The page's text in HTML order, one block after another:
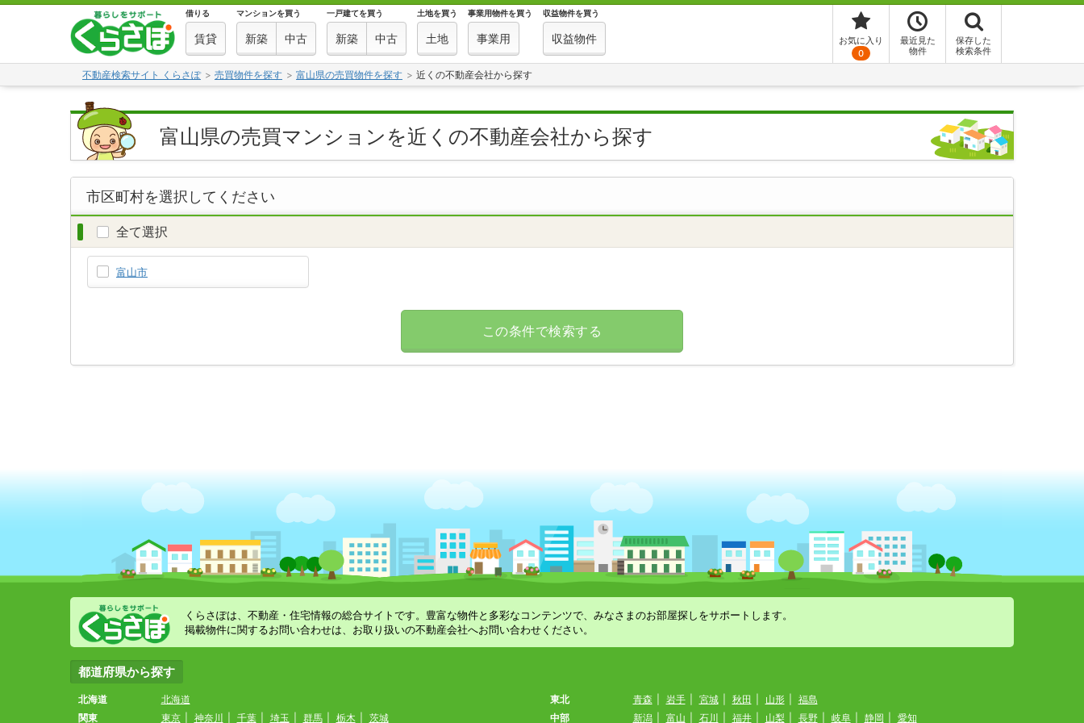
借りる
賃貸
マンションを買う
新築 中古
一戸建てを買う
新築 中古
土地を買う
土地
事業用物件を買う
事業用
収益物件を買う
収益物件
お気に入り
0
最近見た
物件
保存した
検索条件
不動産検索サイト くらさぽ 売買物件を探す 富山県の売買物件を探す 近くの不動産会社から探す
富山県の売買マンションを近くの不動産会社から探す
市区町村を選択してください
全て選択
富山市
この条件で検索する
くらさぽは、不動産・住宅情報の総合サイトです。豊富な物件と多彩なコンテンツで、みなさまのお部屋探しをサポートします。
掲載物件に関するお問い合わせは、お取り扱いの不動産会社へお問い合わせください。
都道府県から探す
北海道 北海道 東北 青森 岩手 宮城 秋田 山形
福島
関東
東京 神奈川 千葉 埼玉 群馬 栃木 茨城 中部 新潟 富山 石川 福井 山梨 長野 岐阜 静岡 愛知